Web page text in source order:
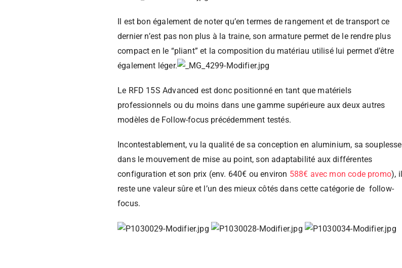
Il est bon également de noter qu’en termes de rangement et de transport ce
dernier n’est pas non plus à la traine, son armature permet de le rendre plus
compact en le “pliant” et la composition du matériau utilisé lui permet d’être
également léger.
Le RFD 15S Advanced est donc positionné en tant que matériels
professionnels ou du moins dans une gamme supérieure aux deux autres
modèles de Follow-focus précédemment testés.
Incontestablement, vu la qualité de sa conception en aluminium, sa souplesse
dans le mouvement de mise au point, son adaptabilité aux différentes
configuration et son prix (env. 640€ ou environ 588€ avec mon code promo), il
reste une valeur sûre et l’un des mieux côtés dans cette catégorie de follow-
focus.